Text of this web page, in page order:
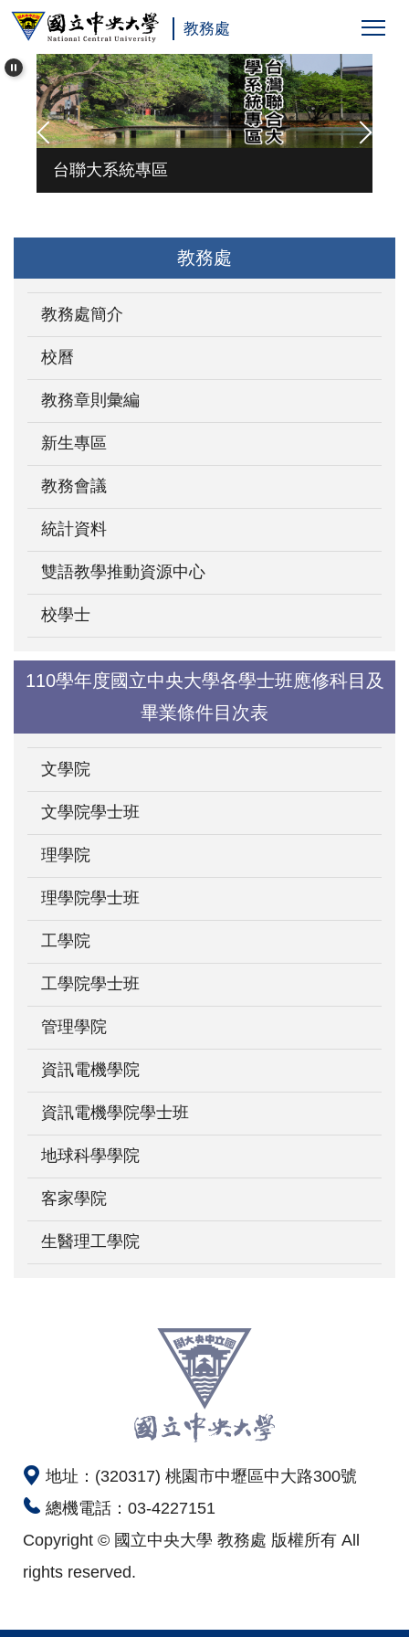
跳
主
教務處
台聯大系統專區
教務處
教務處簡介
校曆
教務章則彙編
新生專區
教務會議
統計資料
雙語教學推動資源中心
校學士
110學年度國立中央大學各學士班應修科目及
畢業條件目次表
文學院
文學院學士班
理學院
理學院學士班
工學院
工學院學士班
管理學院
資訊電機學院
資訊電機學院學士班
地球科學學院
客家學院
生醫理工學院
地址：(320317) 桃園市中壢區中大路300號
總機電話：03-4227151
Copyright © 國立中央大學 教務處 版權所有 All
rights reserved.